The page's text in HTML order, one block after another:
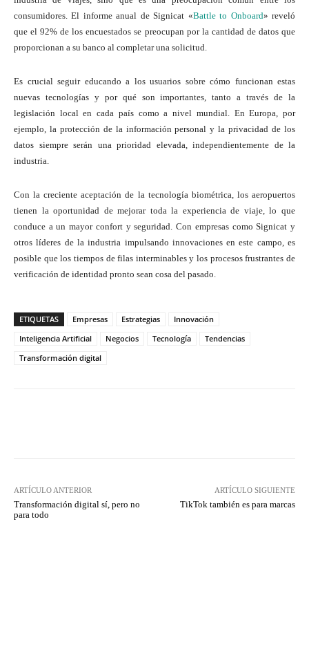
consumidores. El informe anual de Signicat «Battle to Onboard» reveló
que el 92% de los encuestados se preocupan por la cantidad de datos que
proporcionan a su banco al completar una solicitud.
Es crucial seguir educando a los usuarios sobre cómo funcionan estas
nuevas tecnologías y por qué son importantes, tanto a través de la
legislación local en cada país como a nivel mundial. En Europa, por
ejemplo, la protección de la información personal y la privacidad de los
datos siempre serán una prioridad elevada, independientemente de la
industria.
Con la creciente aceptación de la tecnología biométrica, los aeropuertos
tienen la oportunidad de mejorar toda la experiencia de viaje, lo que
conduce a un mayor confort y seguridad. Con empresas como Signicat y
otros líderes de la industria impulsando innovaciones en este campo, es
posible que los tiempos de filas interminables y los procesos frustrantes de
verificación de identidad pronto sean cosa del pasado.
ETIQUETAS Empresas Estrategias
Innovación
Inteligencia Artificial
Negocios Tecnología
Tendencias
Transformación digital
ARTÍCULO ANTERIOR
Transformación digital sí, pero no
para todo
ARTÍCULO SIGUIENTE
TikTok también es para marcas